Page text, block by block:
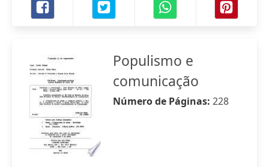
Populismo e
comunicação
Número de Páginas: 228